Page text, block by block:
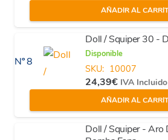
AÑADIR AL
Nº 8
Doll / Squiper 30 -
Disponible
SKU: 10007
24,39€ IVA Incluido
AÑADIR AL
Doll / Squiper - Aro